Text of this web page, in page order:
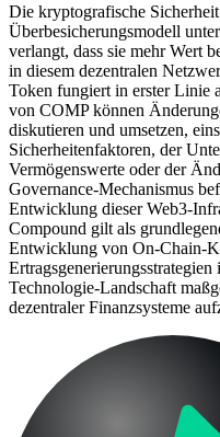
Die kryptografische
Überbesicherungsmodell
verlangt, dass sie mehr Wert
in diesem dezentralen
Token fungiert in erster Linie
von COMP können
diskutieren und umsetzen,
Sicherheitenfaktoren, der
Vermögenswerte oder der
Governance-Mechanismus
Entwicklung dieser Web3-
Compound gilt als
Entwicklung von On-Chain-
Technologie-Landschaft
dezentraler Finanzsysteme